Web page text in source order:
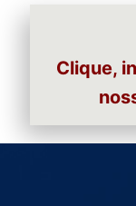
Clique,